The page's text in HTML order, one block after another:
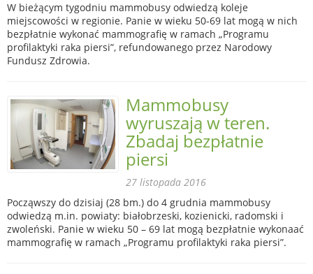
W bieżącym tygodniu mammobusy odwiedzą koleje
miejscowości w regionie. Panie w wieku 50-69 lat mogą w nich
bezpłatnie wykonać mammografię w ramach „Programu
profilaktyki raka piersi”, refundowanego przez Narodowy
Fundusz Zdrowia.
Mammobusy
wyruszają w teren.
Zbadaj bezpłatnie
piersi
27 listopada 2016
Począwszy do dzisiaj (28 bm.) do 4 grudnia mammobusy
odwiedzą m.in. powiaty: białobrzeski, kozienicki, radomski i
zwoleński. Panie w wieku 50 – 69 lat mogą bezpłatnie wykonaać
mammografię w ramach „Programu profilaktyki raka piersi”.